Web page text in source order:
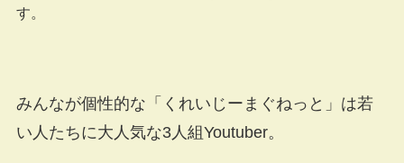
す。
みんなが個性的な「くれいじーまぐねっと」は若
い人たちに大人気な3人組Youtuber。